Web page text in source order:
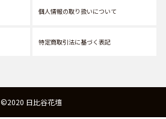
個人情報の取り扱いについて
特定商取引法に基づく表記
©2020 日比谷花壇